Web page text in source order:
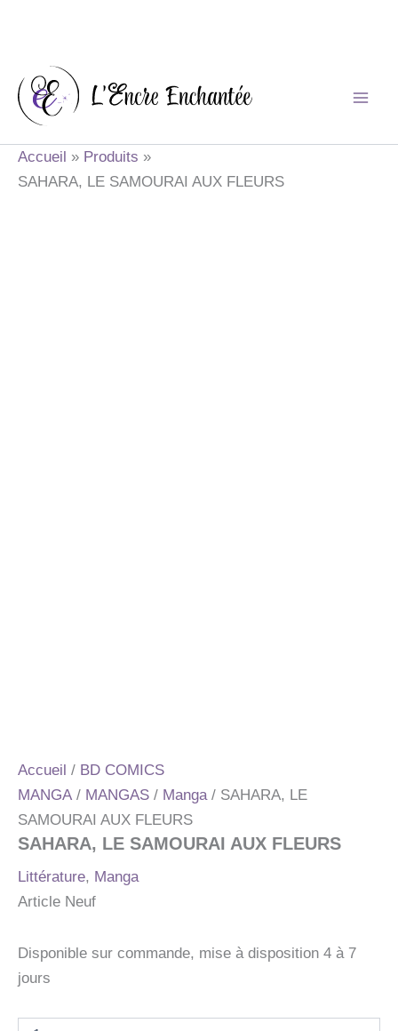
contenu
Accueil
Produits
SAHARA, LE SAMOURAI AUX FLEURS
Accueil / BD COMICS
MANGA / MANGAS / Manga/ SAHARA, LE
SAMOURAI AUX FLEURS
SAHARA, LE SAMOURAI AUX FLEURS
Littérature, Manga
Article Neuf
Disponible sur commande, mise à disposition 4 à 7
jours